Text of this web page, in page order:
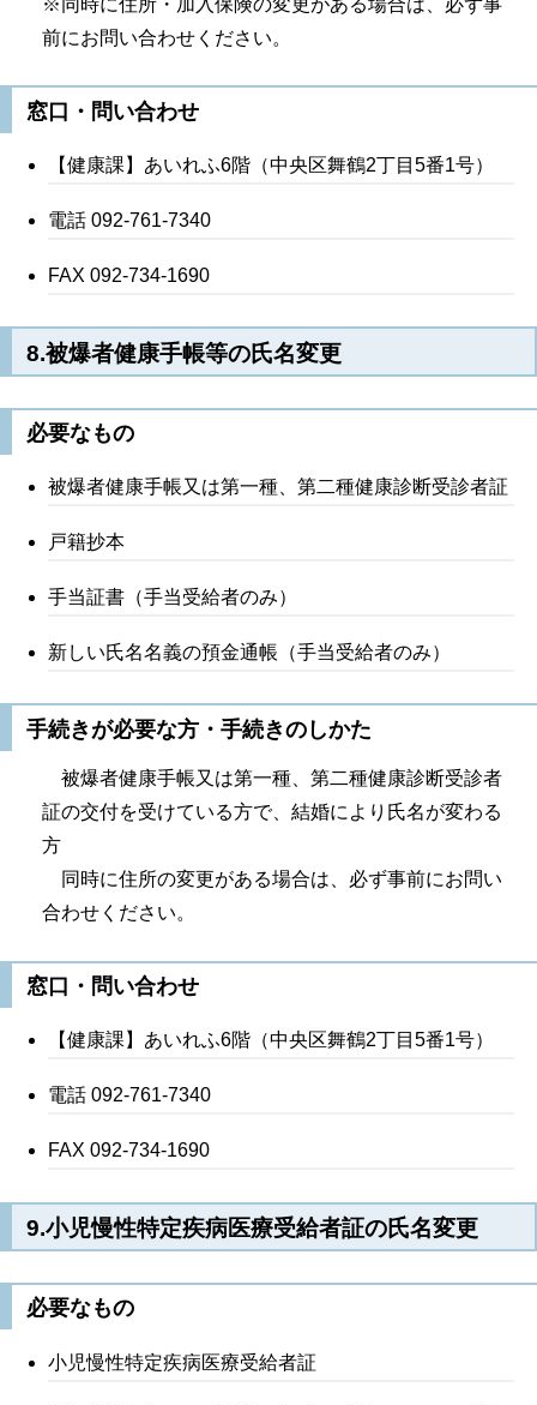
前にお問い合わせください。
窓口・問い合わせ
【健康課】あいれふ6階（中央区舞鶴2丁目5番1号）
電話 092-761-7340
FAX 092-734-1690
8.被爆者健康手帳等の氏名変更
必要なもの
被爆者健康手帳又は第一種、第二種健康診断受診者証
戸籍抄本
手当証書（手当受給者のみ）
新しい氏名名義の預金通帳（手当受給者のみ）
手続きが必要な方・手続きのしかた
被爆者健康手帳又は第一種、第二種健康診断受診者
証の交付を受けている方で、結婚により氏名が変わる
方
同時に住所の変更がある場合は、必ず事前にお問い
合わせください。
窓口・問い合わせ
【健康課】あいれふ6階（中央区舞鶴2丁目5番1号）
電話 092-761-7340
FAX 092-734-1690
9.小児慢性特定疾病医療受給者証の氏名変更
必要なもの
小児慢性特定疾病医療受給者証